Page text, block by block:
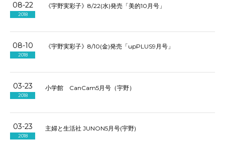
08-22
2018
《宇野実彩子》8/22(水)発売「美的10月号」
08-10
2018
《宇野実彩子》8/10(金)発売「upPLUS9月号」
03-23
2018
小学館 CanCam5月号（宇野）
03-23
2018
主婦と生活社 JUNON5月号(宇野)